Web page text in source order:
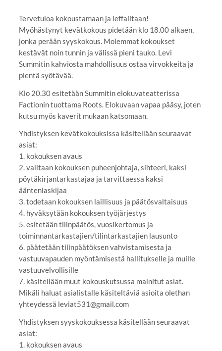
Tervetuloa kokoustamaan ja leffailtaan!
Myöhästynyt kevätkokous pidetään klo 18.00 alkaen,
jonka perään syyskokous. Molemmat kokoukset
kestävät noin tunnin ja välissä pieni tauko. Levi
Summitin kahviosta mahdollisuus ostaa virvokkeita ja
pientä syötävää.
Klo 20.30 esitetään Summitin elokuvateatterissa
Factionin tuottama Roots. Elokuvaan vapaa pääsy, joten
kutsu myös kaverit mukaan katsomaan.
Yhdistyksen kevätkokouksissa käsitellään seuraavat
asiat:
1. kokouksen avaus
2. valitaan kokouksen puheenjohtaja, sihteeri, kaksi
pöytäkirjantarkastajaa ja tarvittaessa kaksi
ääntenlaskijaa
3. todetaan kokouksen laillisuus ja päätösvaltaisuus
4. hyväksytään kokouksen työjärjestys
5. esitetään tilinpäätös, vuosikertomus ja
toiminnantarkastajien/tilintarkastajien lausunto
6. päätetään tilinpäätöksen vahvistamisesta ja
vastuuvapauden myöntämisestä hallitukselle ja muille
vastuuvelvollisille
7. käsitellään muut kokouskutsussa mainitut asiat.
Mikäli haluat asialistalle käsiteltäviä asioita olethan
yhteydessä leviat531@gmail.com
Yhdistyksen syyskokouksessa käsitellään seuraavat
asiat:
1. kokouksen avaus